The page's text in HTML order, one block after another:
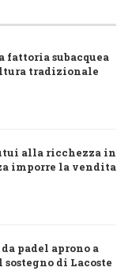
fattoria subacquea
tradizionale
alla ricchezza in
imporre la vendita
padel aprono a
di Lacoste